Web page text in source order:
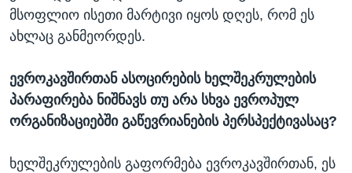
მსოფლიო ისეთი მარტივი იყოს დღეს, რომ ეს
ახლაც განმეორდეს.
ევროკავშირთან ასოცირების ხელშეკრულების
პარაფირება ნიშნავს თუ არა სხვა ევროპულ
ორგანიზაციებში გაწევრიანების პერსპექტივასაც?
ხელშეკრულების გაფორმება ევროკავშირთან, ეს